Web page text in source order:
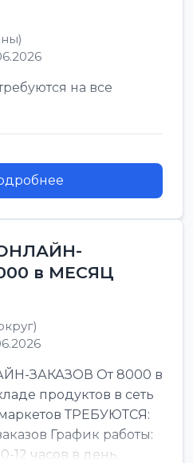
на все
в МЕСЯЦ
ЗАКАЗОВ От 8000 в
продуктов в сеть
ТРЕБУЮТСЯ:
График работы:
12 часов в день.